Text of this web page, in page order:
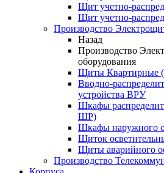
Щит учетно-
Щит учетно-
Производство
Назад
Производство
оборудования
Щиты Квартирные
Вводно-
устройства ВРУ
Шкафы
ШР)
Шкафы наружного
Щиток
Щиты аварийного
Производство